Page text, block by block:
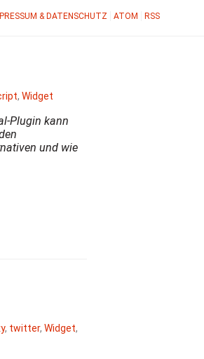
& DATENSCHUTZ ATOM RSS
, Widget
Plugin kann
und wie
, twitter, Widget,